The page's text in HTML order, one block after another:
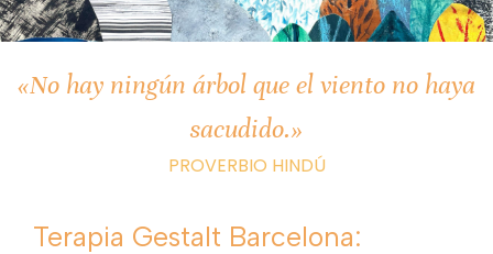
«No hay ningún árbol que el viento no haya
sacudido.»
PROVERBIO HINDÚ
Terapia Gestalt Barcelona: